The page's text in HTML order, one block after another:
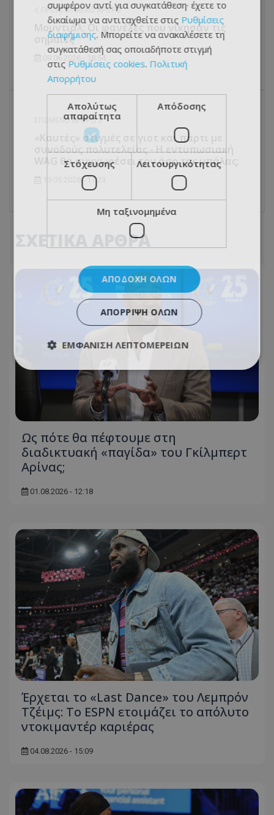
ΠΡΟΗΓΟΎΜΕΝΟ ΆΡΘΡΟ
Μουντιάλ: Οι φανέλες που νίκησαν τις
σημαίες
09.06.2026 - 18:54
ΕΠΌΜΕΝΟ ΆΡΘΡΟ
«Καυτές» στιγμές σε γιοτ και πάρτι με
συνοδούς πολυτελείας - Η εντυπωσιακή
WAG θα συγχωρέσει τον άσο της μπάλας;
19.05.2026 - 17:23
ΣΧΕΤΙΚΑ ΑΡΘΡΑ
Ως πότε θα πέφτουμε στη
διαδικτυακή «παγίδα» του Γκίλμπερτ
Αρίνας;
01.08.2026 - 12:18
Έρχεται το «Last Dance» του Λεμπρόν
Τζέιμς: Το ESPN ετοιμάζει το απόλυτο
ντοκιμαντέρ καριέρας
04.08.2026 - 15:09
συμφέρον αντί για συγκατάθεση· έχετε το
δικαίωμα να αντιταχθείτε στις Ρυθμίσεις
διαφήμισης. Μπορείτε να ανακαλέσετε τη
συγκατάθεσή σας οποιαδήποτε στιγμή
στις Ρυθμίσεις cookies. Πολιτική
Απορρήτου
Απολύτως
απαραίτητα
Απόδοσης
Στόχευσης Λειτουργικότητας
Μη ταξινομημένα
ΑΠΟΔΟΧΉ ΌΛΩΝ
ΑΠΌΡΡΙΨΗ ΌΛΩΝ
ΕΜΦΆΝΙΣΗ ΛΕΠΤΟΜΕΡΕΙΏΝ